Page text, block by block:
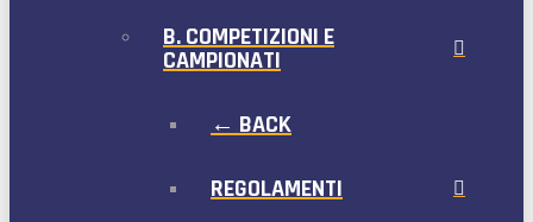
B. COMPETIZIONI E
CAMPIONATI
← BACK
REGOLAMENTI